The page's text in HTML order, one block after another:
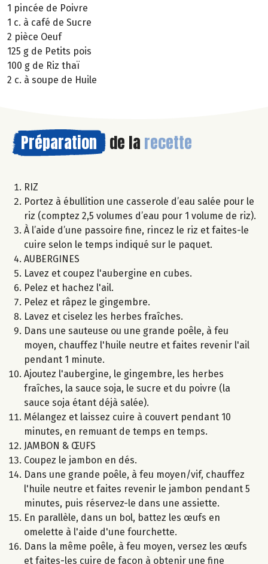
1 pincée de Poivre
1 c. à café de Sucre
2 pièce Oeuf
125 g de Petits pois
100 g de Riz thaï
2 c. à soupe de Huile
Préparation de la recette
RIZ
Portez à ébullition une casserole d’eau salée pour le
riz (comptez 2,5 volumes d’eau pour 1 volume de riz).
À l’aide d’une passoire fine, rincez le riz et faites-le
cuire selon le temps indiqué sur le paquet.
AUBERGINES
Lavez et coupez l'aubergine en cubes.
Pelez et hachez l'ail.
Pelez et râpez le gingembre.
Lavez et ciselez les herbes fraîches.
Dans une sauteuse ou une grande poêle, à feu
moyen, chauffez l'huile neutre et faites revenir l'ail
pendant 1 minute.
Ajoutez l'aubergine, le gingembre, les herbes
fraîches, la sauce soja, le sucre et du poivre (la
sauce soja étant déjà salée).
Mélangez et laissez cuire à couvert pendant 10
minutes, en remuant de temps en temps.
JAMBON & ŒUFS
Coupez le jambon en dés.
Dans une grande poêle, à feu moyen/vif, chauffez
l'huile neutre et faites revenir le jambon pendant 5
minutes, puis réservez-le dans une assiette.
En parallèle, dans un bol, battez les œufs en
omelette à l'aide d'une fourchette.
Dans la même poêle, à feu moyen, versez les œufs
et faites-les cuire de façon à obtenir une fine